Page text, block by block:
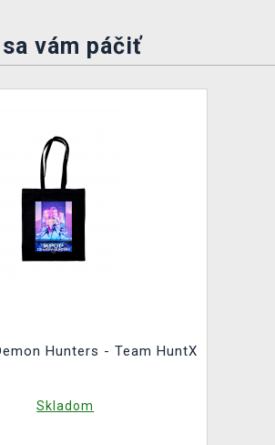
vám páčiť
Hunters - Team HuntX
Skladom